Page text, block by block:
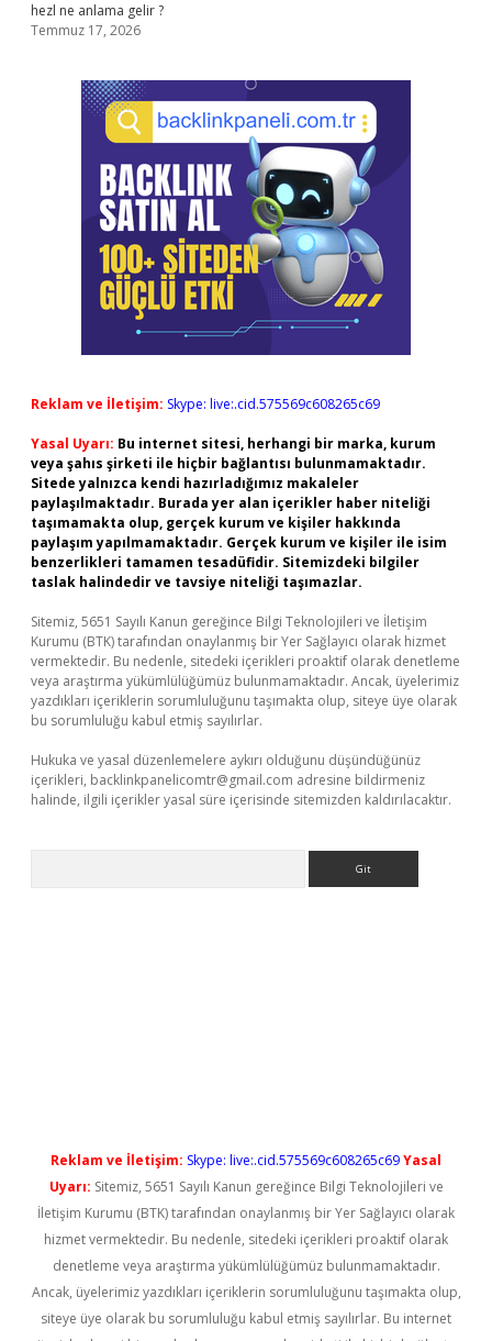
hezl ne anlama gelir ?
Temmuz 17, 2026
Reklam ve İletişim: Skype: live:.cid.575569c608265c69
Yasal Uyarı: Bu internet sitesi, herhangi bir marka, kurum
veya şahıs şirketi ile hiçbir bağlantısı bulunmamaktadır.
Sitede yalnızca kendi hazırladığımız makaleler
paylaşılmaktadır. Burada yer alan içerikler haber niteliği
taşımamakta olup, gerçek kurum ve kişiler hakkında
paylaşım yapılmamaktadır. Gerçek kurum ve kişiler ile isim
benzerlikleri tamamen tesadüfidir. Sitemizdeki bilgiler
taslak halindedir ve tavsiye niteliği taşımazlar.
Sitemiz, 5651 Sayılı Kanun gereğince Bilgi Teknolojileri ve İletişim
Kurumu (BTK) tarafından onaylanmış bir Yer Sağlayıcı olarak hizmet
vermektedir. Bu nedenle, sitedeki içerikleri proaktif olarak denetleme
veya araştırma yükümlülüğümüz bulunmamaktadır. Ancak, üyelerimiz
yazdıkları içeriklerin sorumluluğunu taşımakta olup, siteye üye olarak
bu sorumluluğu kabul etmiş sayılırlar.
Hukuka ve yasal düzenlemelere aykırı olduğunu düşündüğünüz
içerikleri, backlinkpanelicomtr@gmail.com adresine bildirmeniz
halinde, ilgili içerikler yasal süre içerisinde sitemizden kaldırılacaktır.
Reklam ve İletişim: Skype: live:.cid.575569c608265c69Yasal
Uyarı: Sitemiz, 5651 Sayılı Kanun gereğince Bilgi Teknolojileri ve
İletişim Kurumu (BTK) tarafından onaylanmış bir Yer Sağlayıcı olarak
hizmet vermektedir. Bu nedenle, sitedeki içerikleri proaktif olarak
denetleme veya araştırma yükümlülüğümüz bulunmamaktadır.
Ancak, üyelerimiz yazdıkları içeriklerin sorumluluğunu taşımakta olup,
siteye üye olarak bu sorumluluğu kabul etmiş sayılırlar. Bu internet